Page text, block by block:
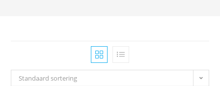
Standaard sortering